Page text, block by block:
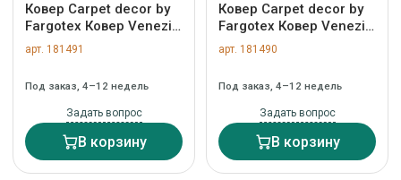
Ковер Carpet decor by
Fargotex Ковер Venezia
Stone 200х300 см арт.
C1421
арт. 181491
Под заказ, 4–12 недель
Задать вопрос
В корзину
Ковер Carpet decor by
Fargotex Ковер Venezia
Pearl 160х230 см арт.
C1418
арт. 181490
Под заказ, 4–12 недель
Задать вопрос
В корзину